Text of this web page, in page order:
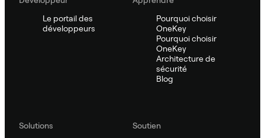
Le portail des
développeurs
Pourquoi choisir
OneKey
Pourquoi choisir
OneKey
Architecture de
sécurité
Blog
Solutions
Soutien